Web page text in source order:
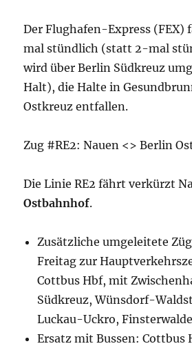
Der Flughafen-Express (FEX)
mal stündlich (statt 2-mal
wird über Berlin Südkreuz
Halt), die Halte in
Ostkreuz entfallen.
Zug #RE2: Nauen <> Berlin
Die Linie RE2 fährt verkürzt
Ostbahnhof.
Zusätzliche umgeleitete
Freitag zur
Cottbus Hbf, mit
Südkreuz, Wünsdorf-
Luckau-Uckro,
Ersatz mit Bussen: Cottbus